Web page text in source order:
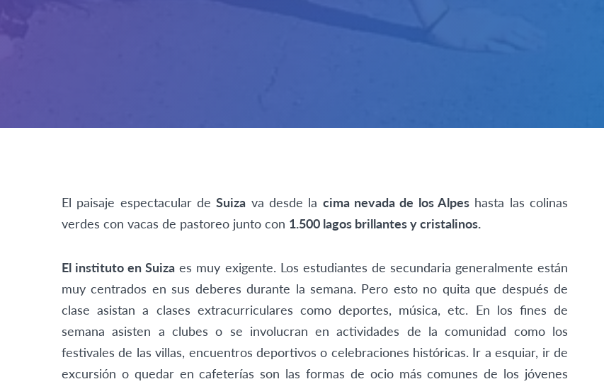
El paisaje espectacular deSuiza va desde la cima nevada de los Alpes hasta las colinas
verdes con vacas de pastoreo junto con 1.500 lagos brillantes y cristalinos.
El instituto en Suiza es muy exigente. Los estudiantes de secundaria generalmente están
muy centrados en sus deberes durante la semana. Pero esto no quita que después de
clase asistan a clases extracurriculares como deportes, música, etc. En los fines de
semana asisten a clubes o se involucran en actividades de la comunidad como los
festivales de las villas, encuentros deportivos o celebraciones históricas. Ir a esquiar, ir de
excursión o quedar en cafeterías son las formas de ocio más comunes de los jóvenes